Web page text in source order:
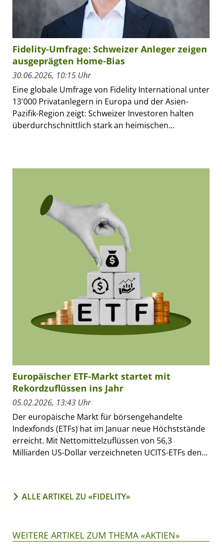
Fidelity-Umfrage: Schweizer Anleger zeigen
ausgeprägten Home-Bias
30.06.2026, 10:15 Uhr
Eine globale Umfrage von Fidelity International unter
13'000 Privatanlegern in Europa und der Asien-
Pazifik-Region zeigt: Schweizer Investoren halten
überdurchschnittlich stark an heimischen...
Europäischer ETF-Markt startet mit
Rekordzuflüssen ins Jahr
05.02.2026, 13:43 Uhr
Der europäische Markt für börsengehandelte
Indexfonds (ETFs) hat im Januar neue Höchststände
erreicht. Mit Nettomittelzuflüssen von 56,3
Milliarden US-Dollar verzeichneten UCITS-ETFs den...
ALLE ARTIKEL ZU «FIDELITY»
WEITERE ARTIKEL ZUM THEMA «AKTIEN»